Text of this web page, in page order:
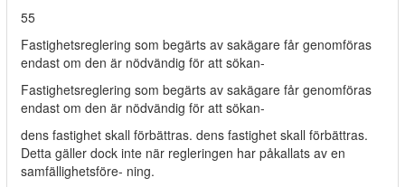
55
Fastighetsreglering som begärts av sakägare får genomföras
endast om den är nödvändig för att sökan-
Fastighetsreglering som begärts av sakägare får genomföras
endast om den är nödvändig för att sökan-
dens fastighet skall förbättras. dens fastighet skall förbättras.
Detta gäller dock inte när regleringen har påkallats av en
samfällighetsföre- ning.